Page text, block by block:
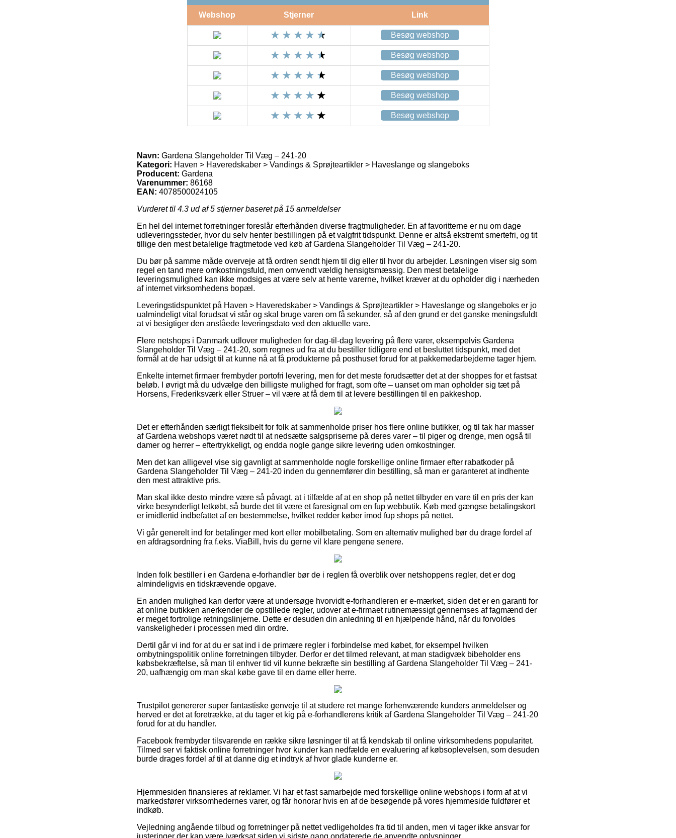
Webshop Stjerner Link
Besøg webshop
Besøg webshop
Besøg webshop
Besøg webshop
Besøg webshop
Navn: Gardena Slangeholder Til Væg – 241-20
Kategori: Haven > Haveredskaber > Vandings & Sprøjteartikler > Haveslange og slangeboks
Producent: Gardena
Varenummer: 86168
EAN: 4078500024105
Vurderet til 4.3 ud af 5 stjerner baseret på 15 anmeldelser
En hel del internet forretninger foreslår efterhånden diverse fragtmuligheder. En af favoritterne er nu om dage
udleveringssteder, hvor du selv henter bestillingen på et valgfrit tidspunkt. Denne er altså ekstremt smertefri, og tit
tillige den mest betalelige fragtmetode ved køb af Gardena Slangeholder Til Væg – 241-20.
Du bør på samme måde overveje at få ordren sendt hjem til dig eller til hvor du arbejder. Løsningen viser sig som
regel en tand mere omkostningsfuld, men omvendt vældig hensigtsmæssig. Den mest betalelige
leveringsmulighed kan ikke modsiges at være selv at hente varerne, hvilket kræver at du opholder dig i nærheden
af internet virksomhedens bopæl.
Leveringstidspunktet på Haven > Haveredskaber > Vandings & Sprøjteartikler > Haveslange og slangeboks er jo
ualmindeligt vital forudsat vi står og skal bruge varen om få sekunder, så af den grund er det ganske meningsfuldt
at vi besigtiger den anslåede leveringsdato ved den aktuelle vare.
Flere netshops i Danmark udlover muligheden for dag-til-dag levering på flere varer, eksempelvis Gardena
Slangeholder Til Væg – 241-20, som regnes ud fra at du bestiller tidligere end et besluttet tidspunkt, med det
formål at de har udsigt til at kunne nå at få produkterne på posthuset forud for at pakkemedarbejderne tager hjem.
Enkelte internet firmaer frembyder portofri levering, men for det meste forudsætter det at der shoppes for et fastsat
beløb. I øvrigt må du udvælge den billigste mulighed for fragt, som ofte – uanset om man opholder sig tæt på
Horsens, Frederiksværk eller Struer – vil være at få dem til at levere bestillingen til en pakkeshop.
Det er efterhånden særligt fleksibelt for folk at sammenholde priser hos flere online butikker, og til tak har masser
af Gardena webshops været nødt til at nedsætte salgspriserne på deres varer – til piger og drenge, men også til
damer og herrer – eftertrykkeligt, og endda nogle gange sikre levering uden omkostninger.
Men det kan alligevel vise sig gavnligt at sammenholde nogle forskellige online firmaer efter rabatkoder på
Gardena Slangeholder Til Væg – 241-20 inden du gennemfører din bestilling, så man er garanteret at indhente
den mest attraktive pris.
Man skal ikke desto mindre være så påvagt, at i tilfælde af at en shop på nettet tilbyder en vare til en pris der kan
virke besynderligt letkøbt, så burde det tit være et faresignal om en fup webbutik. Køb med gængse betalingskort
er imidlertid indbefattet af en bestemmelse, hvilket redder køber imod fup shops på nettet.
Vi går generelt ind for betalinger med kort eller mobilbetaling. Som en alternativ mulighed bør du drage fordel af
en afdragsordning fra f.eks. ViaBill, hvis du gerne vil klare pengene senere.
Inden folk bestiller i en Gardena e-forhandler bør de i reglen få overblik over netshoppens regler, det er dog
almindeligvis en tidskrævende opgave.
En anden mulighed kan derfor være at undersøge hvorvidt e-forhandleren er e-mærket, siden det er en garanti for
at online butikken anerkender de opstillede regler, udover at e-firmaet rutinemæssigt gennemses af fagmænd der
er meget fortrolige retningslinjerne. Dette er desuden din anledning til en hjælpende hånd, når du forvoldes
vanskeligheder i processen med din ordre.
Dertil går vi ind for at du er sat ind i de primære regler i forbindelse med købet, for eksempel hvilken
ombytningspolitik online forretningen tilbyder. Derfor er det tilmed relevant, at man stadigvæk bibeholder ens
købsbekræftelse, så man til enhver tid vil kunne bekræfte sin bestilling af Gardena Slangeholder Til Væg – 241-
20, uafhængig om man skal købe gave til en dame eller herre.
Trustpilot genererer super fantastiske genveje til at studere ret mange forhenværende kunders anmeldelser og
herved er det at foretrække, at du tager et kig på e-forhandlerens kritik af Gardena Slangeholder Til Væg – 241-20
forud for at du handler.
Facebook frembyder tilsvarende en række sikre løsninger til at få kendskab til online virksomhedens popularitet.
Tilmed ser vi faktisk online forretninger hvor kunder kan nedfælde en evaluering af købsoplevelsen, som desuden
burde drages fordel af til at danne dig et indtryk af hvor glade kunderne er.
Hjemmesiden finansieres af reklamer. Vi har et fast samarbejde med forskellige online webshops i form af at vi
markedsfører virksomhedernes varer, og får honorar hvis en af de besøgende på vores hjemmeside fuldfører et
indkøb.
Vejledning angående tilbud og forretninger på nettet vedligeholdes fra tid til anden, men vi tager ikke ansvar for
justeringer der kan være iværksat siden vi sidste gang opdaterede de anvendte oplysninger.